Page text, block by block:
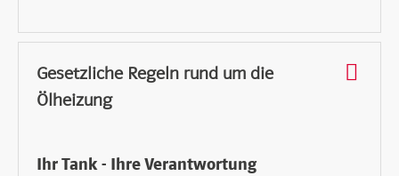
Gesetzliche Regeln rund um die
Ölheizung
Ihr Tank - Ihre Verantwortung